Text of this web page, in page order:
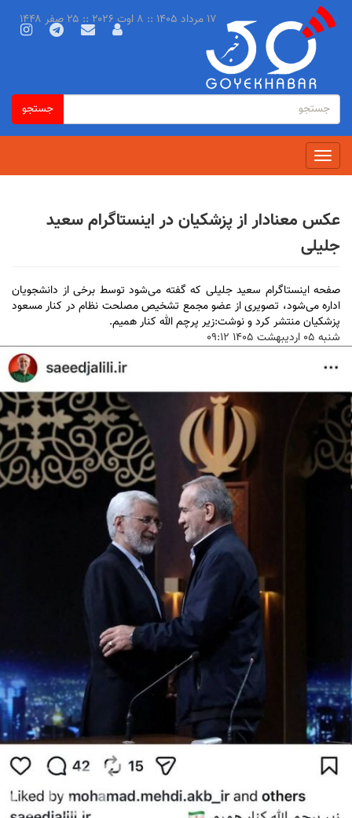
فرم
جستجو
جستجو
جستجو
Toggle
navigation
۱۷ مرداد ۱۴۰۵ :: ۸ اوت ۲۰۲۶ :: ۲۵ صفر ۱۴۴۸
عکس معنادار از پزشکیان در اینستاگرام سعید
جلیلی
صفحه اینستاگرام سعید جلیلی که گفته می‌شود توسط برخی از دانشجویان
اداره می‌شود، تصویری از عضو مجمع تشخیص مصلحت نظام در کنار مسعود
پزشکیان منتشر کرد و نوشت:زیر پرچم الله کنار همیم.
شنبه ۰۵ ارديبهشت ۱۴۰۵ ۰۹:۱۲